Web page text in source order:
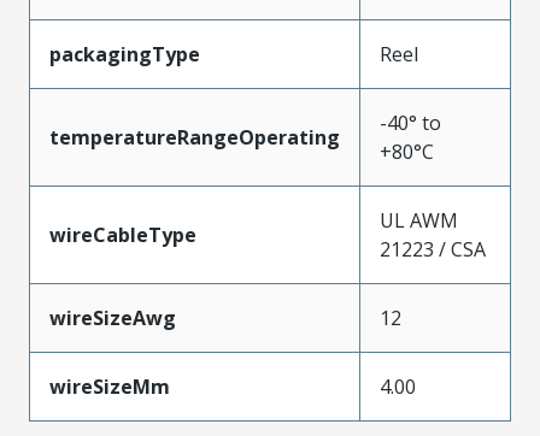
packagingType Reel
temperatureRangeOperating
-40° to
+80°C
wireCableType
UL AWM
21223 / CSA
wireSizeAwg 12
wireSizeMm 4.00